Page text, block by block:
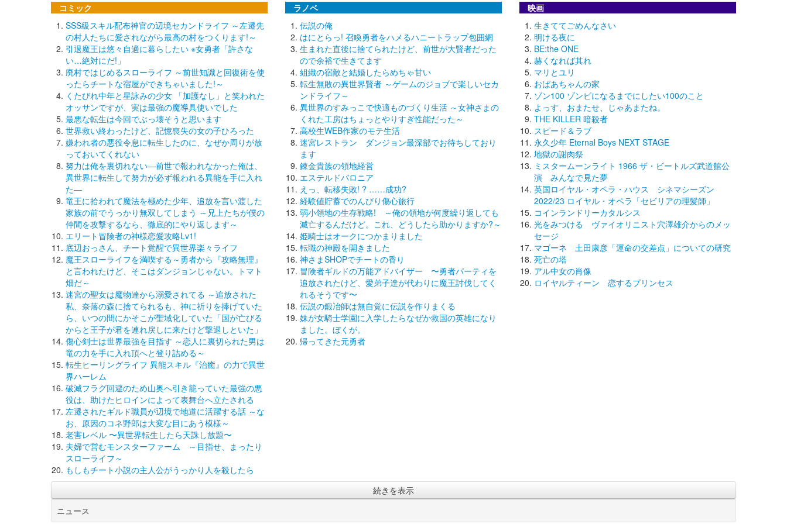
コミック
SSS級スキル配布神官の辺境セカンドライフ ～左遷先
の村人たちに愛されながら最高の村をつくります!～
引退魔王は悠々自適に暮らしたい ※女勇者「許さな
い…絶対にだ!」
廃村ではじめるスローライフ ～前世知識と回復術を使
ったらチートな宿屋ができちゃいました!～
くたびれ中年と星詠みの少女 「加護なし」と笑われた
オッサンですが、実は最強の魔導具使いでした
最悪な転生は今回でぶっ壊そうと思います
世界救い終わったけど、記憶喪失の女の子ひろった
嫌われ者の悪役令息に転生したのに、なぜか周りが放
っておいてくれない
努力は俺を裏切れない―前世で報われなかった俺は、
異世界に転生して努力が必ず報われる異能を手に入れ
た―
竜王に拾われて魔法を極めた少年、追放を言い渡した
家族の前でうっかり無双してしまう ～兄上たちが僕の
仲間を攻撃するなら、徹底的にやり返します～
エリート冒険者の神様恋愛攻略Lv1!
底辺おっさん、チート覚醒で異世界楽々ライフ
魔王スローライフを満喫する～勇者から『攻略無理』
と言われたけど、そこはダンジョンじゃない。トマト
畑だ～
迷宮の聖女は魔物達から溺愛されてる ～追放された
私、奈落の森に捨てられるも、神に祈りを捧げていた
ら、いつの間にかそこが聖域化していた「国が亡びる
からと王子が君を連れ戻しに来たけど撃退しといた」
傷心剣士は世界最強を目指す ～恋人に裏切られた男は
竜の力を手に入れ頂へと登り詰める～
転生ヒーリングライフ 異能スキル『治癒』の力で異世
界ハーレム
破滅フラグ回避のため山奥へ引き籠っていた最強の悪
役は、助けたヒロインによって表舞台へ立たされる
左遷されたギルド職員が辺境で地道に活躍する話 ～な
お、原因のコネ野郎は大変な目にあう模様～
老害レベル 〜異世界転生したら天誅し放題〜
夫婦で営むモンスターファーム ～目指せ、まったり
スローライフ～
もしもチート小説の主人公がうっかり人を殺したら
ラノベ
伝説の俺
はにとらっ! 召喚勇者をハメるハニートラップ包囲網
生まれた直後に捨てられたけど、前世が大賢者だった
ので余裕で生きてます
組織の宿敵と結婚したらめちゃ甘い
転生無敗の異世界賢者 ～ゲームのジョブで楽しいセカ
ンドライフ～
異世界のすみっこで快適ものづくり生活 ～女神さまの
くれた工房はちょっとやりすぎ性能だった～
高校生WEB作家のモテ生活
迷宮レストラン ダンジョン最深部でお待ちしており
ます
錬金貴族の領地経営
エステルドバロニア
えっ、転移失敗! ? ……成功?
経験値貯蓄でのんびり傷心旅行
弱小領地の生存戦略! ～俺の領地が何度繰り返しても
滅亡するんだけど。これ、どうしたら助かりますか?～
姫騎士はオークにつかまりました
転職の神殿を開きました
神さまSHOPでチートの香り
冒険者ギルドの万能アドバイザー 〜勇者パーティを
追放されたけど、愛弟子達が代わりに魔王討伐してく
れるそうです〜
伝説の鍛冶師は無自覚に伝説を作りまくる
妹が女騎士学園に入学したらなぜか救国の英雄になり
ました。ぼくが。
帰ってきた元勇者
映画
生きててごめんなさい
明ける夜に
BE:the ONE
赫くなれば其れ
マリとユリ
おばあちゃんの家
ゾン100 ゾンビになるまでにしたい100のこと
よっす、おまたせ、じゃあまたね。
THE KILLER 暗殺者
スピード＆ラブ
永久少年 Eternal Boys NEXT STAGE
地獄の謝肉祭
ミスタームーンライト 1966 ザ・ビートルズ武道館公
演 みんなで見た夢
英国ロイヤル・オペラ・ハウス シネマシーズン
2022/23 ロイヤル・オペラ「セビリアの理髪師」
コインランドリーカタルシス
光をみつける ヴァイオリニスト穴澤雄介からのメッ
セージ
マゴーネ 土田康彦「運命の交差点」についての研究
死亡の塔
アル中女の肖像
ロイヤルティーン 恋するプリンセス
続きを表示
ニュース